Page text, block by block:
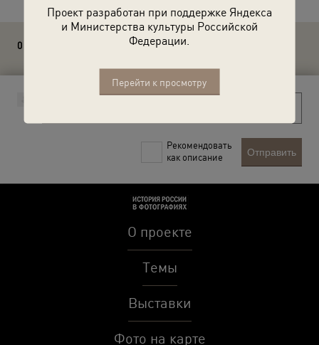
Проект разработан при поддержке Яндекса
и Министерства культуры Российской
Федерации.
Перейти к просмотру
0 комментариев
Рекомендовать
как описание
Отправить
О проекте
Темы
Выставки
Фото на карте